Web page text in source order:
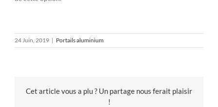
24 Juin, 2019 | Portails aluminium
Cet article vous a plu ? Un partage nous ferait plaisir
!